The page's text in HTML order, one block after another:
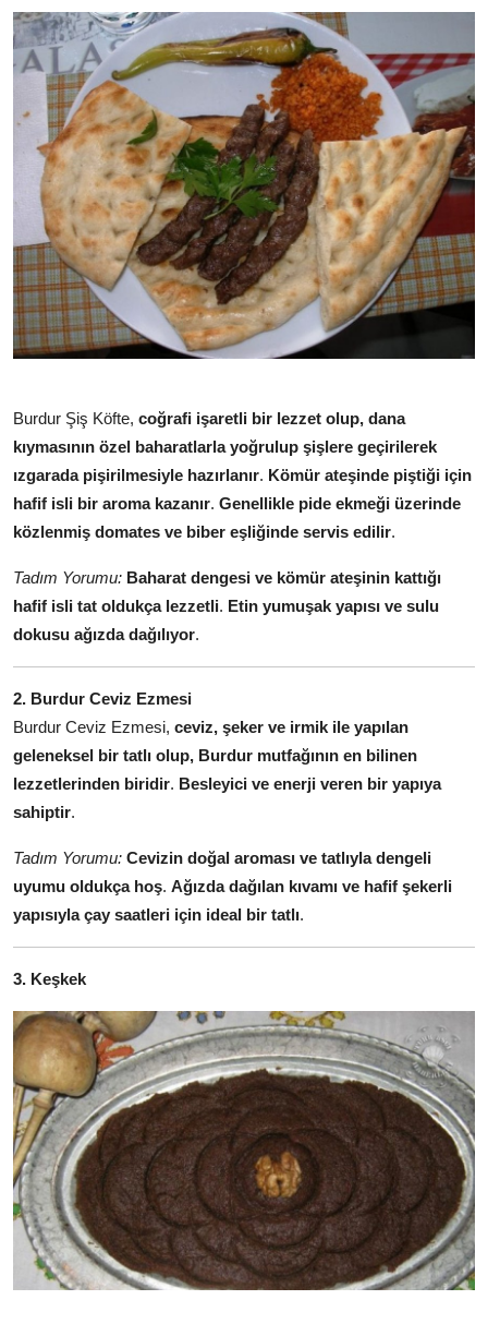
Anne & Bebek Beslenmesi
Mutfak Sırları & Teknikler
Gıda Sözlüğü & Nedir?
Yemek Tarifleri & Menüler
Burdur Şiş Köfte, coğrafi işaretli bir lezzet olup, dana
kıymasının özel baharatlarla yoğrulup şişlere geçirilerek
ızgarada pişirilmesiyle hazırlanır. Kömür ateşinde piştiği için
hafif isli bir aroma kazanır. Genellikle pide ekmeği üzerinde
közlenmiş domates ve biber eşliğinde servis edilir.
Tadım Yorumu: Baharat dengesi ve kömür ateşinin kattığı
hafif isli tat oldukça lezzetli. Etin yumuşak yapısı ve sulu
dokusu ağızda dağılıyor.
2. Burdur Ceviz Ezmesi
Burdur Ceviz Ezmesi, ceviz, şeker ve irmik ile yapılan
geleneksel bir tatlı olup, Burdur mutfağının en bilinen
lezzetlerinden biridir. Besleyici ve enerji veren bir yapıya
sahiptir.
Tadım Yorumu: Cevizin doğal aroması ve tatlıyla dengeli
uyumu oldukça hoş. Ağızda dağılan kıvamı ve hafif şekerli
yapısıyla çay saatleri için ideal bir tatlı.
3. Keşkek